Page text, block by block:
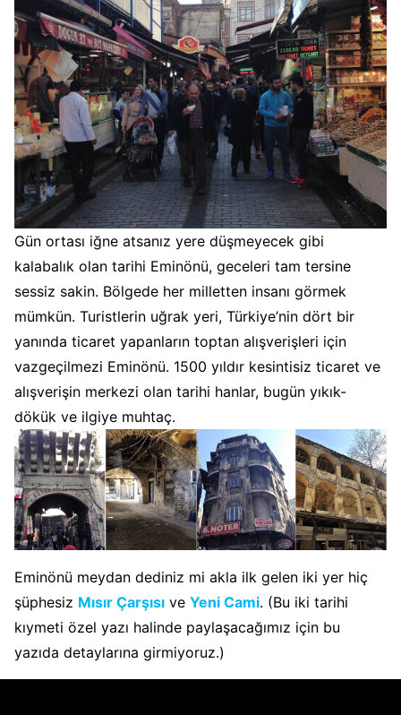
Gün ortası iğne atsanız yere düşmeyecek gibi
kalabalık olan tarihi Eminönü, geceleri tam tersine
sessiz sakin. Bölgede her milletten insanı görmek
mümkün. Turistlerin uğrak yeri, Türkiye’nin dört bir
yanında ticaret yapanların toptan alışverişleri için
vazgeçilmezi Eminönü. 1500 yıldır kesintisiz ticaret ve
alışverişin merkezi olan tarihi hanlar, bugün yıkık-
dökük ve ilgiye muhtaç.
Eminönü meydan dediniz mi akla ilk gelen iki yer hiç
şüphesiz Mısır Çarşısı ve Yeni Cami. (Bu iki tarihi
kıymeti özel yazı halinde paylaşacağımız için bu
yazıda detaylarına girmiyoruz.)